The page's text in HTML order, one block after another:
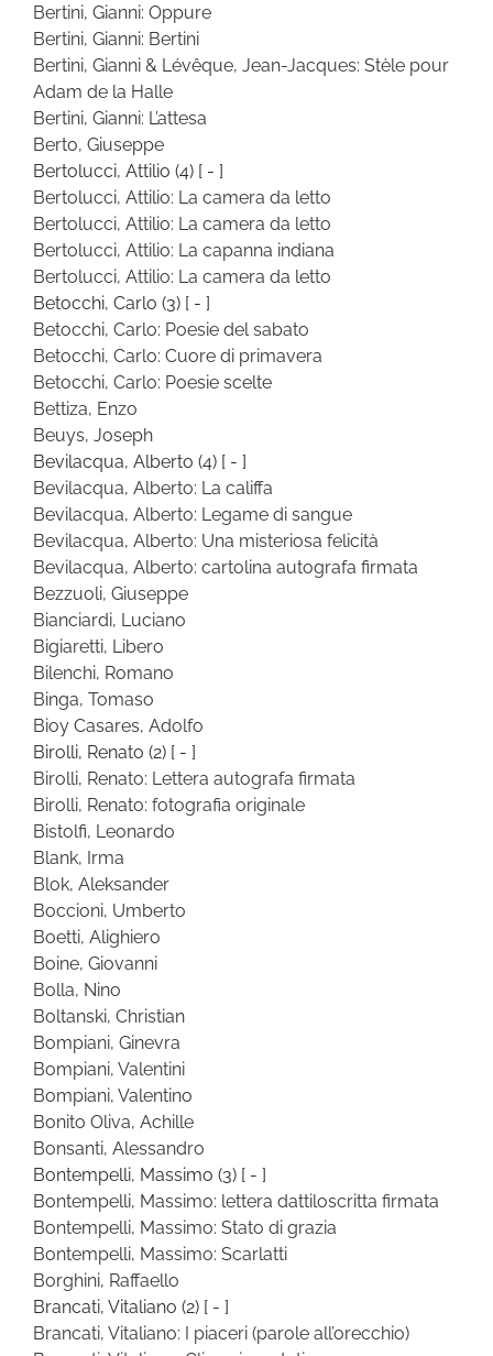
Bertini, Gianni: Oppure
Bertini, Gianni: Bertini
Bertini, Gianni & Lévêque, Jean-Jacques: Stèle pour
Adam de la Halle
Bertini, Gianni: L’attesa
Berto, Giuseppe
Bertolucci, Attilio (4) [ - ]
Bertolucci, Attilio: La camera da letto
Bertolucci, Attilio: La camera da letto
Bertolucci, Attilio: La capanna indiana
Bertolucci, Attilio: La camera da letto
Betocchi, Carlo (3) [ - ]
Betocchi, Carlo: Poesie del sabato
Betocchi, Carlo: Cuore di primavera
Betocchi, Carlo: Poesie scelte
Bettiza, Enzo
Beuys, Joseph
Bevilacqua, Alberto (4) [ - ]
Bevilacqua, Alberto: La califfa
Bevilacqua, Alberto: Legame di sangue
Bevilacqua, Alberto: Una misteriosa felicità
Bevilacqua, Alberto: cartolina autografa firmata
Bezzuoli, Giuseppe
Bianciardi, Luciano
Bigiaretti, Libero
Bilenchi, Romano
Binga, Tomaso
Bioy Casares, Adolfo
Birolli, Renato (2) [ - ]
Birolli, Renato: Lettera autografa firmata
Birolli, Renato: fotografia originale
Bistolfi, Leonardo
Blank, Irma
Blok, Aleksander
Boccioni, Umberto
Boetti, Alighiero
Boine, Giovanni
Bolla, Nino
Boltanski, Christian
Bompiani, Ginevra
Bompiani, Valentini
Bompiani, Valentino
Bonito Oliva, Achille
Bonsanti, Alessandro
Bontempelli, Massimo (3) [ - ]
Bontempelli, Massimo: lettera dattiloscritta firmata
Bontempelli, Massimo: Stato di grazia
Bontempelli, Massimo: Scarlatti
Borghini, Raffaello
Brancati, Vitaliano (2) [ - ]
Brancati, Vitaliano: I piaceri (parole all’orecchio)